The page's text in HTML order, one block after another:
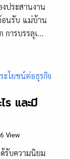
ประสานงาน
อนรับ แม่บ้าน
การบรรลุเ...
ร และมี
View
รับความนิยม